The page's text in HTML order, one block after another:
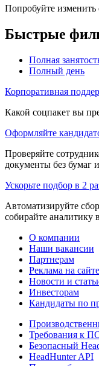
Попробуйте
Быстрые
Полная
Полный день
Корпоративная
Какой соцпакет вы
Оформляйте
Проверяйте
документы без бумаг
Ускорьте подбор в 2
Автоматизируйте
собирайте аналитику
О компании
Наши вакансии
Партнерам
Реклама на сайте
Новости и
Инвесторам
Кандидаты по
Требования к
Безопасный
HeadHunter API